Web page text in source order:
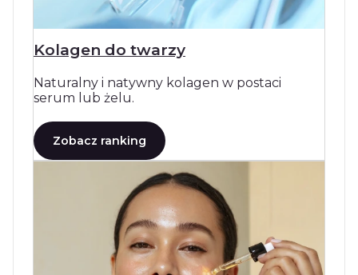
Kolagen do twarzy
Naturalny i natywny kolagen w postaci
serum lub żelu.
Zobacz ranking